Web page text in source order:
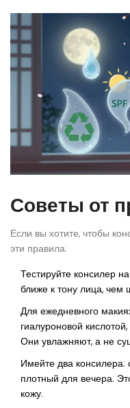
Советы от
Если вы хотите, чтобы
эти правила:
Тестируйте консилер
ближе к тону лица, чем
Для ежедневного
гиалуроновой
Они увлажняют, а не
Имейте два консилера:
плотный для вечера.
кожу.